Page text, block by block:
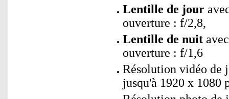
Lentille de jour
ouverture : f/2,8,
Lentille de nuit
ouverture : f/1,6
Résolution vidéo de
jusqu'à 1920 x 1080